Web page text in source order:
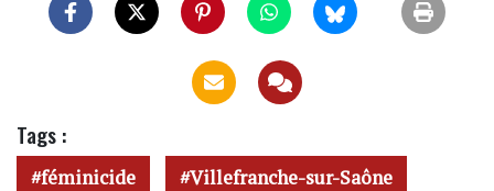
Tags :
féminicide
Villefranche-sur-Saône